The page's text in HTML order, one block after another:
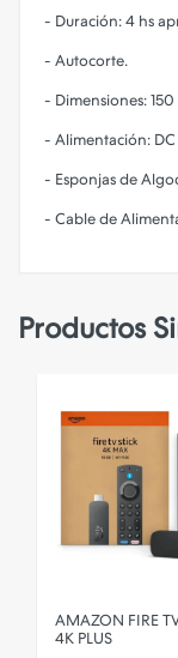
- Duración: 4 hs
- Autocorte.
- Dimensiones:
- Alimentación: DC
- Esponjas de
- Cable de
Productos
AMAZON FIRE
4K PLUS